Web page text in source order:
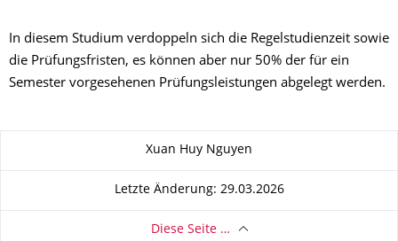
In diesem Studium verdoppeln sich die Regelstudienzeit sowie
die Prüfungsfristen, es können aber nur 50% der für ein
Semester vorgesehenen Prüfungsleistungen abgelegt werden.
Xuan Huy Nguyen
Letzte Änderung: 29.03.2026
Diese Seite …